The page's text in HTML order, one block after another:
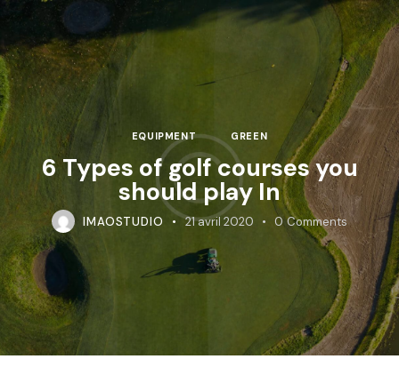
EQUIPMENT GREEN
6 Types of golf courses you
should play In
IMAOSTUDIO 21 avril 2020 0 Comments